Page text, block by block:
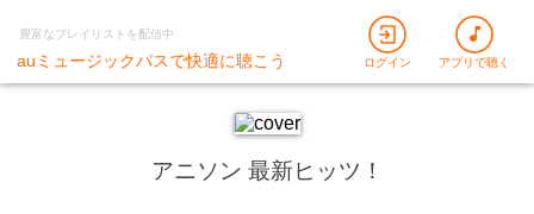
豊富なプレイリストを配信中
auミュージックパスで快適に聴こう ログイン アプリで聴く
アニソン 最新ヒッツ！